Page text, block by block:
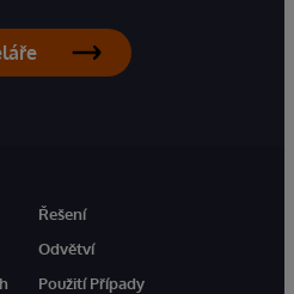
Řešení
Odvětví
Použití Případy